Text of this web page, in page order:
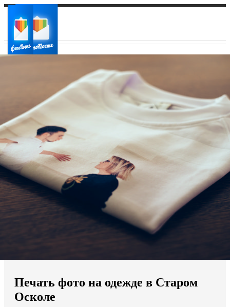
Ваш регион доставки
Выберите из списка:
Мы доставляем по всему миру
Продолжить без города
Печать фото на одежде в Старом
Осколе